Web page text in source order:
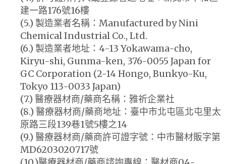
建一路176號16樓
(5.) 製造業者名稱：Manufactured by Nini
Chemical Industrial Co., Ltd.
(6.) 製造業者地址：4-13 Yokawama-cho,
Kiryu-shi, Gunma-ken, 376-0055 Japan for
GC Corporation (2-14 Hongo, Bunkyo-Ku,
Tokyo 113-0033 Japan)
(7.) 醫療器材商/藥商名稱：雅祈企業社
(8.) 醫療器材商/藥商地址：臺中市北屯區北屯里太
原路三段139巷1號5樓之14
(9.) 醫療器材商/藥商許可證字號：中市醫材販字第
MD6203020717號